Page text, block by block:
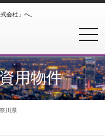
会社」へ。
用物件
川県